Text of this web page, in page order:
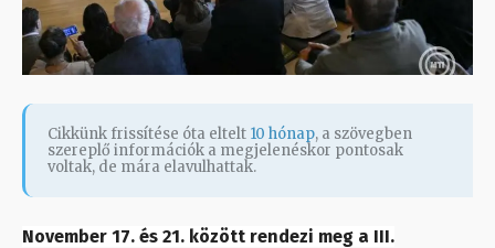
Cikkünk frissítése óta eltelt 10 hónap, a szövegben
szereplő információk a megjelenéskor pontosak
voltak, de mára elavulhattak.
November 17. és 21. között rendezi meg a III.